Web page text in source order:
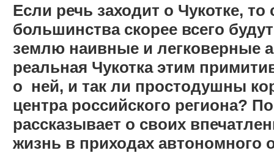
Если речь заходит о Чукотке,
большинства скорее всего
землю наивные и легковерные
реальная Чукотка этим
о ней, и так ли простодушны
центра российского региона?
рассказывает о своих
жизнь в приходах автономного